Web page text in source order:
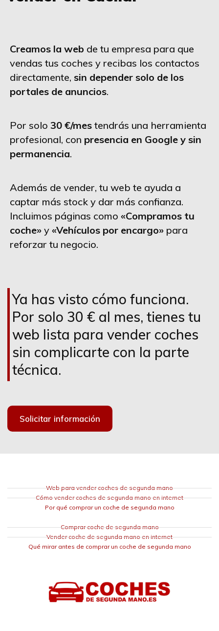
Creamos la web de tu empresa para que
vendas tus coches y recibas los contactos
directamente, sin depender solo de los
portales de anuncios.
Por solo 30 €/mes tendrás una herramienta
profesional, con presencia en Google y sin
permanencia.
Además de vender, tu web te ayuda a
captar más stock y dar más confianza.
Incluimos páginas como «Compramos tu
coche» y «Vehículos por encargo» para
reforzar tu negocio.
Ya has visto cómo funciona.
Por solo 30 € al mes, tienes tu
web lista para vender coches
sin complicarte con la parte
técnica.
Solicitar información
Web para vender coches de segunda mano
Cómo vender coches de segunda mano en internet
Por qué comprar un coche de segunda mano
Comprar coche de segunda mano
Vender coche de segunda mano en internet
Qué mirar antes de comprar un coche de segunda mano